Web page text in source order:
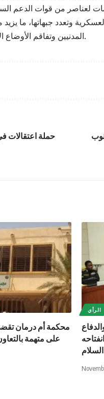
وتعدد جبهاتها، ما
المدنيين وتفاقم الأوضاع الإنسانية في مناطق النزاع.
حملة اعتقالات
محكمة أم درمان
على متهمة
الرأي